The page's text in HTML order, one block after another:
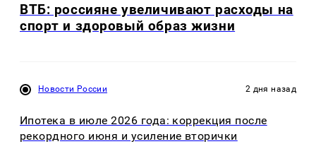
ВТБ: россияне увеличивают расходы на
спорт и здоровый образ жизни
Новости России 2 дня назад
Ипотека в июле 2026 года: коррекция после
рекордного июня и усиление вторички